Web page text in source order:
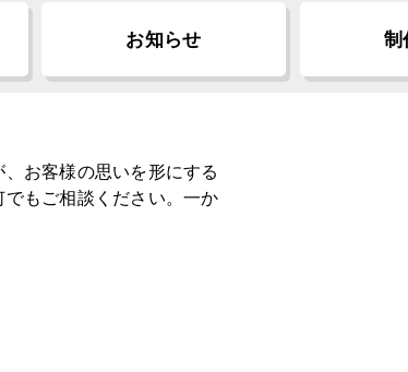
お知らせ 制
お客様の思いを形にする
もご相談ください。一か